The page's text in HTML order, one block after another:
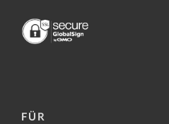
FÜR